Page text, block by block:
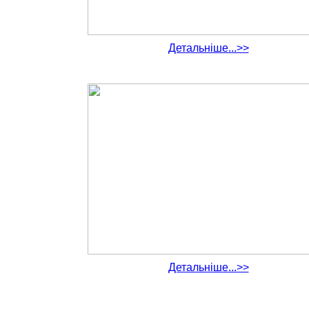
Детальніше...>>
Детальніше...>>